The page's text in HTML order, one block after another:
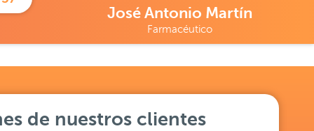
José Antonio Martín
Farmacéutico
de nuestros clientes